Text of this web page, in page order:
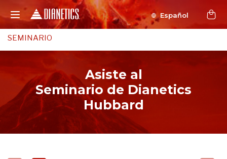
Español
SEMINARIO
Asiste al
Seminario de Dianetics
Hubbard